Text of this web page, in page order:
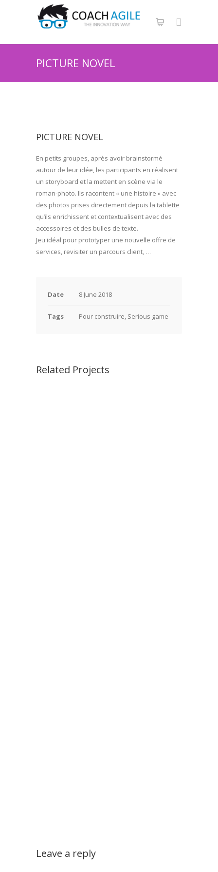
PICTURE NOVEL
PICTURE NOVEL
En petits groupes, après avoir brainstormé
autour de leur idée, les participants en réalisent
un storyboard et la mettent en scène via le
roman-photo. Ils racontent « une histoire » avec
des photos prises directement depuis la tablette
qu’ils enrichissent et contextualisent avec des
accessoires et des bulles de texte.
Jeu idéal pour prototyper une nouvelle offre de
services, revisiter un parcours client, …
Date 8 June 2018
Tags Pour construire, Serious game
Related Projects
Leave a reply